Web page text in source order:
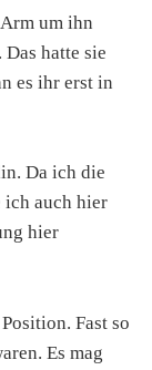
um ihn
hatte sie
es ihr erst in
Da ich die
ich auch hier
hier
Fast so
Es mag